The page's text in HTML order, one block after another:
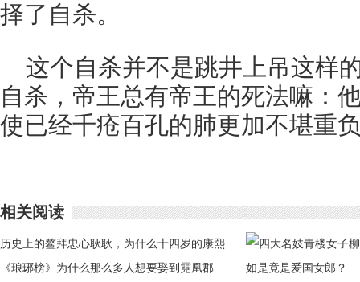
择了自杀。
这个自杀并不是跳井上吊这样
自杀，帝王总有帝王的死法嘛：
使已经千疮百孔的肺更加不堪重
相关阅读
历史上的鳌拜忠心耿耿，为什么十四岁的康熙
想尽办法要除掉他？
《琅琊榜》为什么那么多人想要娶到霓凰郡